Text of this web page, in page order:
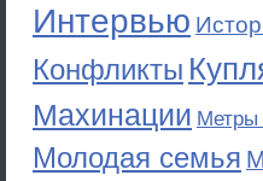
Интервью
Конфликты
Махинации Метры
Молодая семья